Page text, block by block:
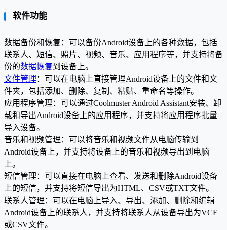
软件功能
数据备份和恢复：可以备份Android设备上的各种数据，包括
联系人、短信、照片、视频、音乐、应用程序等，并支持将备
份的数据恢复到设备上。
文件管理 ：可以在电脑上直接管理Android设备上的文件和文
件夹，包括添加、删除、复制、粘贴、重命名等操作。
应用程序管理：可以通过Coolmuster Android Assistant安装、卸
载和导出Android设备上的应用程序，并支持将应用程序批量
导入设备。
音乐和视频管理：可以将音乐和视频文件从电脑传输到
Android设备上，并支持将设备上的音乐和视频导出到电脑
上。
短信管理：可以直接在电脑上查看、发送和删除Android设备
上的短信，并支持将短信导出为HTML、CSV或TXT文件。
联系人管理：可以在电脑上导入、导出、添加、删除和编辑
Android设备上的联系人，并支持将联系人从设备导出为VCF
或CSV文件。